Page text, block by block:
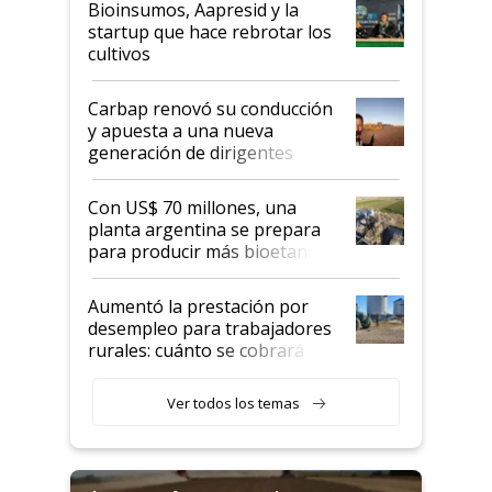
Bioinsumos, Aapresid y la
startup que hace rebrotar los
cultivos
Carbap renovó su conducción
y apuesta a una nueva
generación de dirigentes
rurales
Con US$ 70 millones, una
planta argentina se prepara
para producir más bioetanol
que nunca
Aumentó la prestación por
desempleo para trabajadores
rurales: cuánto se cobrará
Ver todos los temas